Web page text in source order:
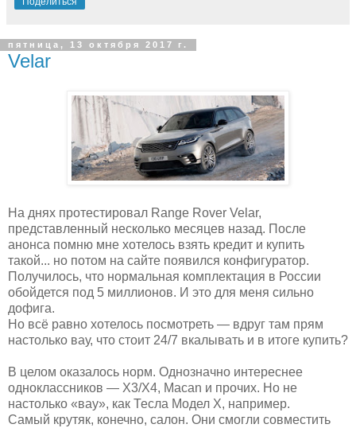
пятница, 13 октября 2017 г.
Velar
На днях протестировал Range Rover Velar,
представленный несколько месяцев назад. После
анонса помню мне хотелось взять кредит и купить
такой... но потом на сайте появился конфигуратор.
Получилось, что нормальная комплектация в России
обойдется под 5 миллионов. И это для меня сильно
дофига.
Но всё равно хотелось посмотреть — вдруг там прям
настолько вау, что стоит 24/7 вкалывать и в итоге купить?
В целом оказалось норм. Однозначно интереснее
одноклассников — X3/Х4, Macan и прочих. Но не
настолько «вау», как Тесла Модел Х, например.
Самый крутяк, конечно, салон. Они смогли совместить